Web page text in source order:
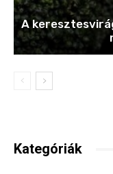
A
Kategóriák